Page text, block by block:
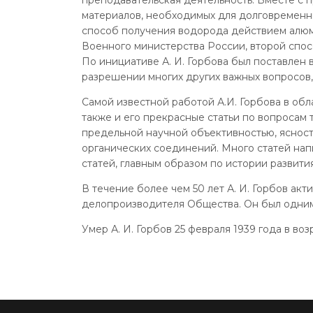
материалов, необходимых для
способ получения водорода действием
Военного министерства России, второй
По инициативе А. И. Горбова был поставлен
разрешении многих других важных
Самой известной работой А.И. Горбова в
также и его прекрасные статьи по
предельной научной объективностью,
органических соединений. Много статей
статей, главным образом по истории
В течение более чем 50 лет А. И. Горбов
делопроизводителя Общества. Он был
Умер А. И. Горбов 25 февраля 1939 года в